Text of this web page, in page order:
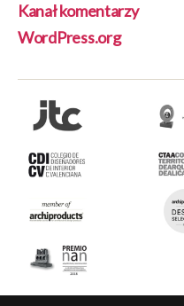
Kanał komentarzy
WordPress.org